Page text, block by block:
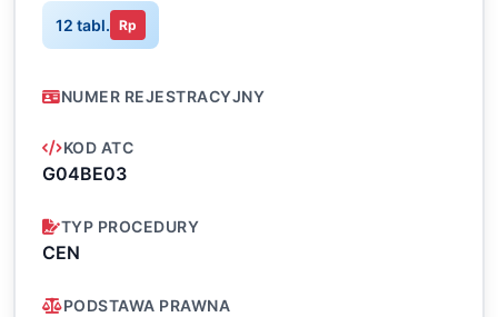
12 tabl. Rp
NUMER REJESTRACYJNY
KOD ATC
G04BE03
TYP PROCEDURY
CEN
PODSTAWA PRAWNA